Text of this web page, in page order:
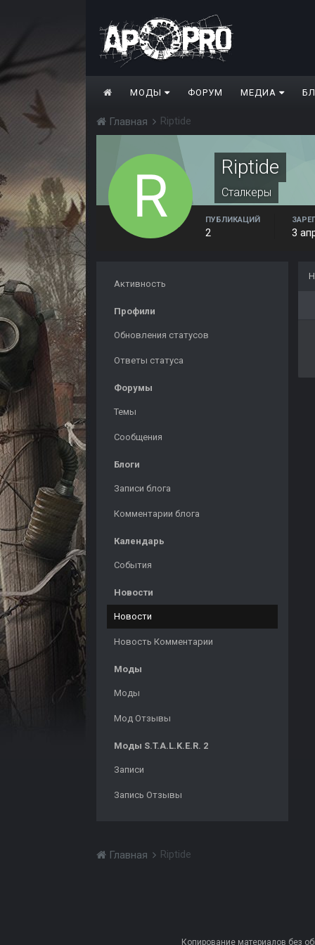
МОДЫ ФОРУМ МЕДИА
Главная Riptide
Riptide
Сталкеры
ПУБЛИКАЦИЙ
2 3
Активность
Профили
Обновления статусов
Ответы статуса
Форумы
Темы
Сообщения
Блоги
Записи блога
Комментарии блога
Календарь
События
Новости
Новости
Новость Комментарии
Моды
Моды
Мод Отзывы
Моды S.T.A.L.K.E.R. 2
Записи
Запись Отзывы
Главная Riptide
Копирование материалов без